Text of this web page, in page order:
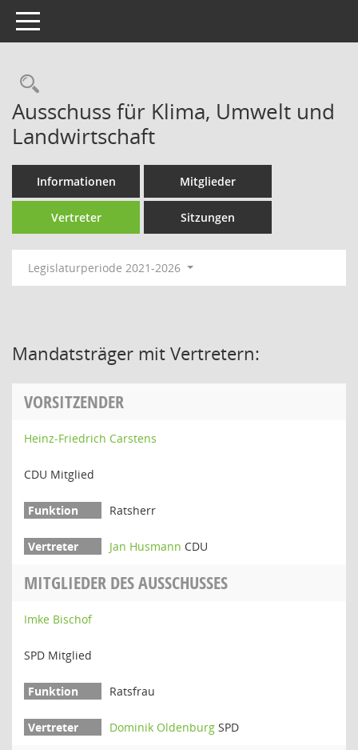
Toggle navigation
Rechercheauswahl
Ausschuss für Klima, Umwelt und
Landwirtschaft
Informationen Mitglieder
Vertreter Sitzungen
Legislaturperiode 2021-2026
Mandatsträger mit Vertretern:
VORSITZENDER
Heinz-Friedrich Carstens
CDU Mitglied
Ratsherr
Jan Husmann CDU
MITGLIEDER DES AUSSCHUSSES
Imke Bischof
SPD Mitglied
Ratsfrau
Dominik Oldenburg SPD